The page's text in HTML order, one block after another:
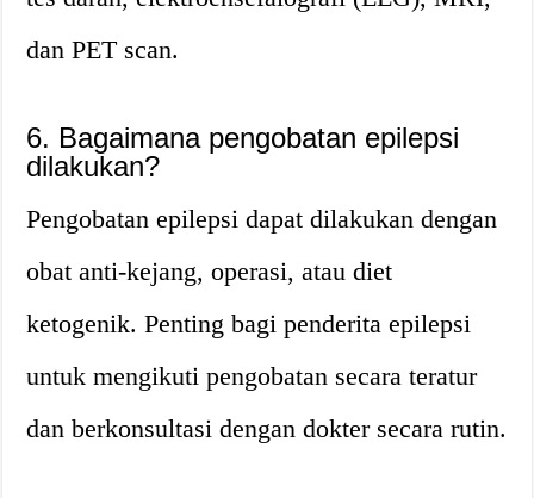
dan PET scan.
6. Bagaimana pengobatan epilepsi
dilakukan?
Pengobatan epilepsi dapat dilakukan dengan
obat anti-kejang, operasi, atau diet
ketogenik. Penting bagi penderita epilepsi
untuk mengikuti pengobatan secara teratur
dan berkonsultasi dengan dokter secara rutin.